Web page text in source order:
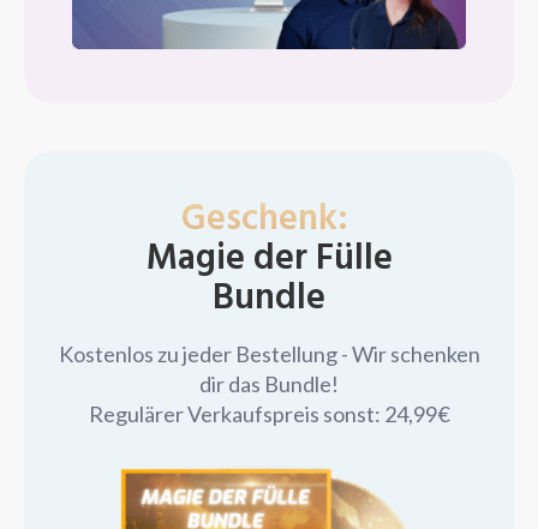
Geschenk:
Magie der Fülle
Bundle
Kostenlos zu jeder Bestellung - Wir schenken
dir das Bundle!
Regulärer Verkaufspreis sonst: 24,99€